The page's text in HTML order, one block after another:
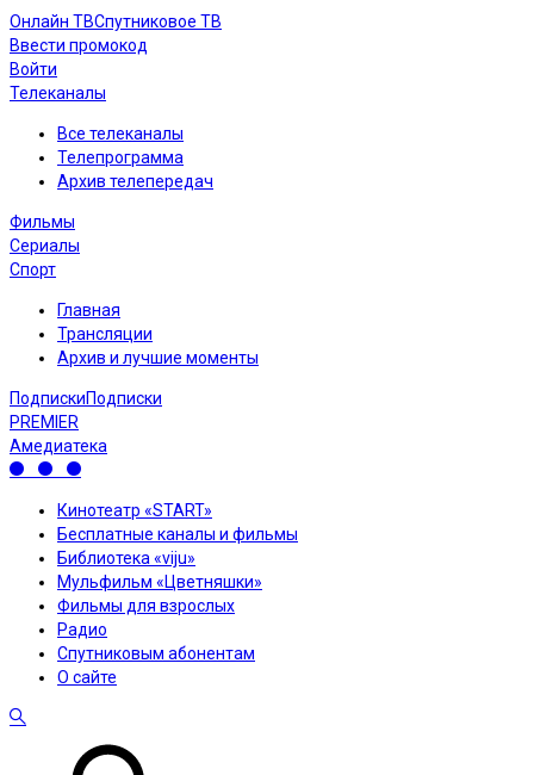
Онлайн ТВСпутниковое ТВ
Ввести промокод
Войти
Телеканалы
Все телеканалы
Телепрограмма
Архив телепередач
Фильмы
Сериалы
Спорт
Главная
Трансляции
Архив и лучшие моменты
ПодпискиПодписки
PREMIER
Амедиатека
Кинотеатр «START»
Бесплатные каналы и фильмы
Библиотека «viju»
Мульфильм «Цветняшки»
Фильмы для взрослых
Радио
Спутниковым абонентам
О сайте